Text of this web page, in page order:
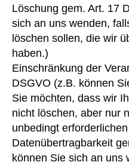
Löschung gem. Art. 17
sich an uns wenden,
löschen sollen, die wir
haben.)
Einschränkung der
DSGVO (z.B. können
Sie möchten, dass wir
nicht löschen, aber nur
unbedingt
Datenübertragbarkeit
können Sie sich an uns